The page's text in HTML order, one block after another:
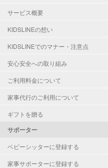
サービス概要
KIDSLINEの想い
KIDSLINEでのマナー・注意点
安心安全への取り組み
ご利用料金について
家事代行のご利用について
ギフトを贈る
サポーター
ベビーシッターに登録する
家事サポーターに登録する